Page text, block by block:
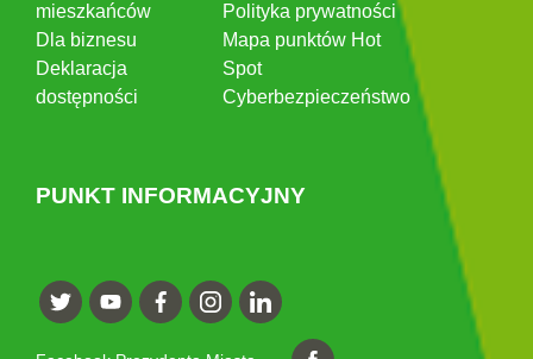
mieszkańców
Dla biznesu
Deklaracja
dostępności
Polityka prywatności
Mapa punktów Hot
Spot
Cyberbezpieczeństwo
PUNKT INFORMACYJNY